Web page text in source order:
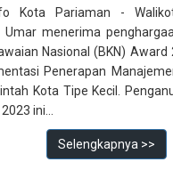
Kota Pariaman -
Umar menerima
Nasional (BKN) Award
Penerapan
Kota Tipe Kecil.
ini...
Selengkapnya >>